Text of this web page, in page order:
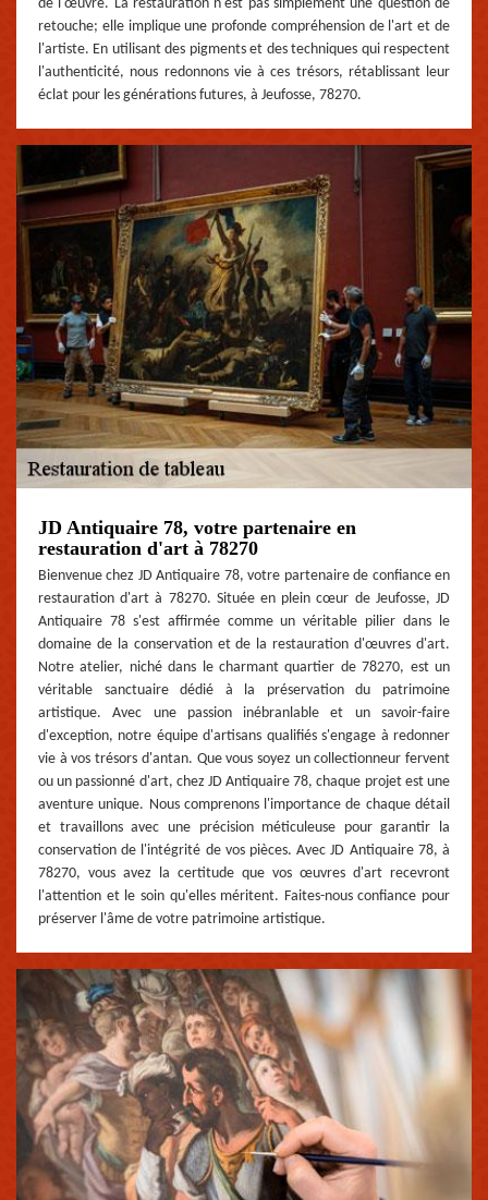
de l'œuvre. La restauration n'est pas simplement une question de
retouche; elle implique une profonde compréhension de l'art et de
l'artiste. En utilisant des pigments et des techniques qui respectent
l'authenticité, nous redonnons vie à ces trésors, rétablissant leur
éclat pour les générations futures, à Jeufosse, 78270.
JD Antiquaire 78, votre partenaire en
restauration d'art à 78270
Bienvenue chez JD Antiquaire 78, votre partenaire de confiance en
restauration d'art à 78270. Située en plein cœur de Jeufosse, JD
Antiquaire 78 s'est affirmée comme un véritable pilier dans le
domaine de la conservation et de la restauration d'œuvres d'art.
Notre atelier, niché dans le charmant quartier de 78270, est un
véritable sanctuaire dédié à la préservation du patrimoine
artistique. Avec une passion inébranlable et un savoir-faire
d'exception, notre équipe d'artisans qualifiés s'engage à redonner
vie à vos trésors d'antan. Que vous soyez un collectionneur fervent
ou un passionné d'art, chez JD Antiquaire 78, chaque projet est une
aventure unique. Nous comprenons l'importance de chaque détail
et travaillons avec une précision méticuleuse pour garantir la
conservation de l'intégrité de vos pièces. Avec JD Antiquaire 78, à
78270, vous avez la certitude que vos œuvres d'art recevront
l'attention et le soin qu'elles méritent. Faites-nous confiance pour
préserver l'âme de votre patrimoine artistique.